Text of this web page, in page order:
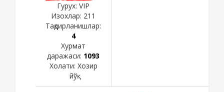
Гурух: VIP
Изохлар: 211
Тақдирланишлар:
4
Хурмат
даражаси: 1093
Холати: Хозир
йўқ